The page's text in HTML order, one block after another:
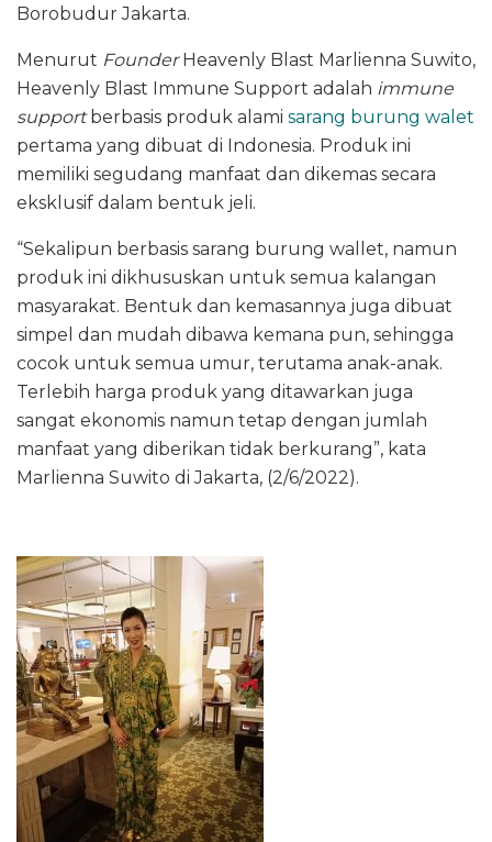
Borobudur Jakarta.
Menurut FounderHeavenly Blast Marlienna Suwito,
Heavenly Blast Immune Support adalah immune
supportberbasis produk alami sarang burung walet
pertama yang dibuat di Indonesia. Produk ini
memiliki segudang manfaat dan dikemas secara
eksklusif dalam bentuk jeli.
“Sekalipun berbasis sarang burung wallet, namun
produk ini dikhususkan untuk semua kalangan
masyarakat. Bentuk dan kemasannya juga dibuat
simpel dan mudah dibawa kemana pun, sehingga
cocok untuk semua umur, terutama anak-anak.
Terlebih harga produk yang ditawarkan juga
sangat ekonomis namun tetap dengan jumlah
manfaat yang diberikan tidak berkurang”, kata
Marlienna Suwito di Jakarta, (2/6/2022).